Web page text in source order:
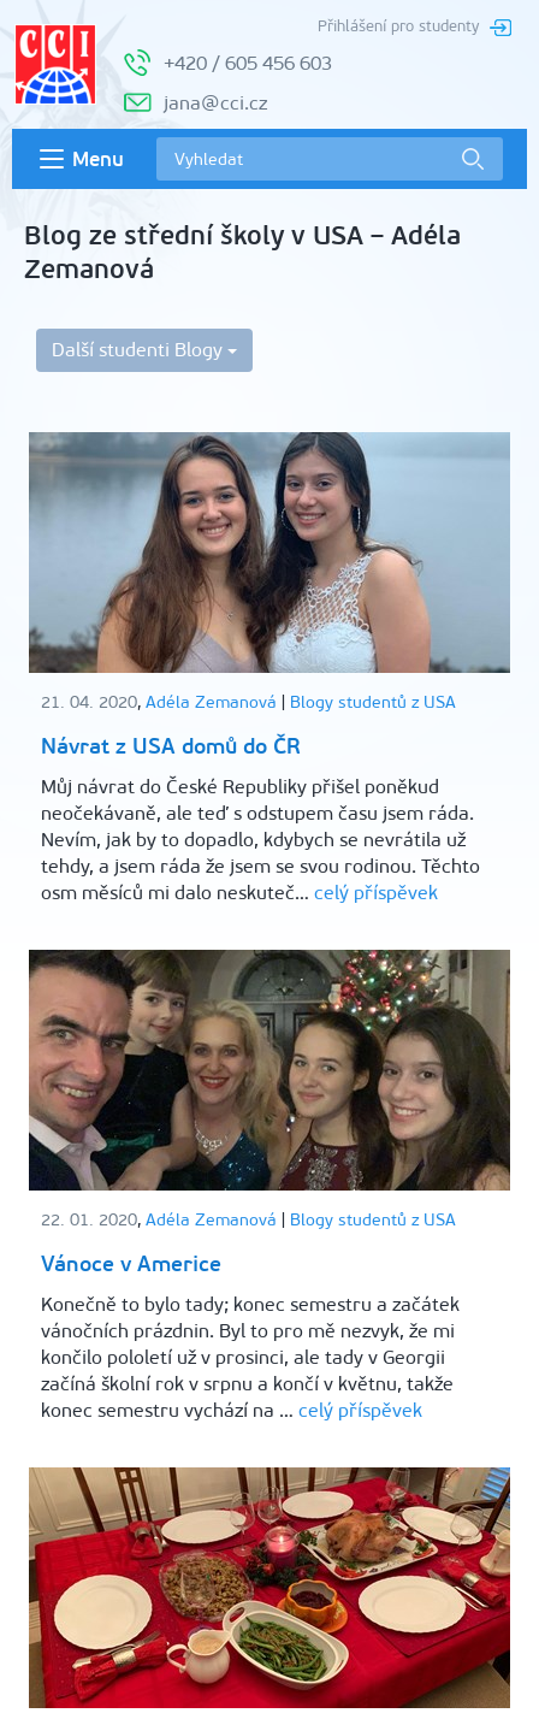
Přihlášení pro studenty
+420 / 605 456 603
jana@cci.cz
Menu
Blog ze střední školy v USA – Adéla
Zemanová
Další studenti Blogy
21. 04. 2020, Adéla Zemanová Blogy studentů z USA
Návrat z USA domů do ČR
Můj návrat do České Republiky přišel poněkud
neočekávaně, ale teď s odstupem času jsem ráda.
Nevím, jak by to dopadlo, kdybych se nevrátila už
tehdy, a jsem ráda že jsem se svou rodinou. Těchto
osm měsíců mi dalo neskuteč… celý příspěvek
22. 01. 2020, Adéla Zemanová Blogy studentů z USA
Vánoce v Americe
Konečně to bylo tady; konec semestru a začátek
vánočních prázdnin. Byl to pro mě nezvyk, že mi
končilo pololetí už v prosinci, ale tady v Georgii
začíná školní rok v srpnu a končí v květnu, takže
konec semestru vychází na … celý příspěvek